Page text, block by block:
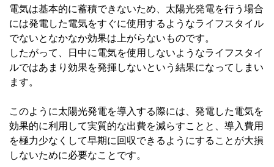
電気は基本的に蓄積できないため、太陽光発電を行う場合
には発電した電気をすぐに使用するようなライフスタイル
でないとなかなか効果は上がらないものです。
したがって、日中に電気を使用しないようなライフスタイ
ルではあまり効果を発揮しないという結果になってしまい
ます。
このように太陽光発電を導入する際には、発電した電気を
効果的に利用して実質的な出費を減らすことと、導入費用
を極力少なくして早期に回収できるようにすることが大損
しないために必要なことです。